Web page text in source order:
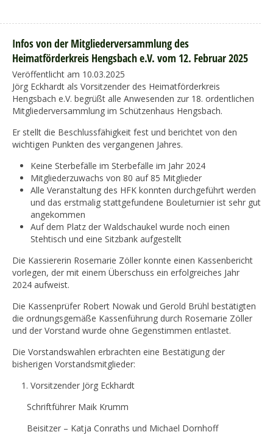
Infos von der Mitgliederversammlung des
Heimatförderkreis Hengsbach e.V. vom 12. Februar 2025
Veröffentlicht am 10.03.2025
Jörg Eckhardt als Vorsitzender des Heimatförderkreis
Hengsbach e.V. begrüßt alle Anwesenden zur 18. ordentlichen
Mitgliederversammlung im Schützenhaus Hengsbach.
Er stellt die Beschlussfähigkeit fest und berichtet von den
wichtigen Punkten des vergangenen Jahres.
Keine Sterbefälle im Sterbefälle im Jahr 2024
Mitgliederzuwachs von 80 auf 85 Mitglieder
Alle Veranstaltung des HFK konnten durchgeführt werden
und das erstmalig stattgefundene Bouleturnier ist sehr gut
angekommen
Auf dem Platz der Waldschaukel wurde noch einen
Stehtisch und eine Sitzbank aufgestellt
Die Kassiererin Rosemarie Zöller konnte einen Kassenbericht
vorlegen, der mit einem Überschuss ein erfolgreiches Jahr
2024 aufweist.
Die Kassenprüfer Robert Nowak und Gerold Brühl bestätigten
die ordnungsgemäße Kassenführung durch Rosemarie Zöller
und der Vorstand wurde ohne Gegenstimmen entlastet.
Die Vorstandswahlen erbrachten eine Bestätigung der
bisherigen Vorstandsmitglieder:
Vorsitzender Jörg Eckhardt
Schriftführer Maik Krumm
Beisitzer – Katja Conraths und Michael Dornhoff